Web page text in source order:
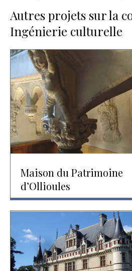
Autres projets sur la
Ingénierie culturelle
Maison du Patrimoine
d’Ollioules